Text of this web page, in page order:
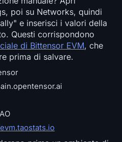
poi su Networks, quindi
e inserisci i valori della
Questi corrispondono
di Bittensor EVM, che
prima di salvare.